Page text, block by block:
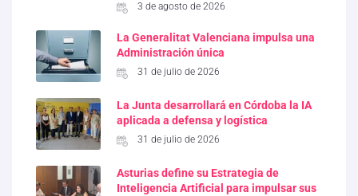
3 de agosto de 2026
La Generalitat Valenciana impulsa una
Administración única
31 de julio de 2026
La Junta desarrollará en Córdoba la IA
aplicada a defensa y logística
31 de julio de 2026
Asturias define su Estrategia de
Inteligencia Artificial para impulsar sus